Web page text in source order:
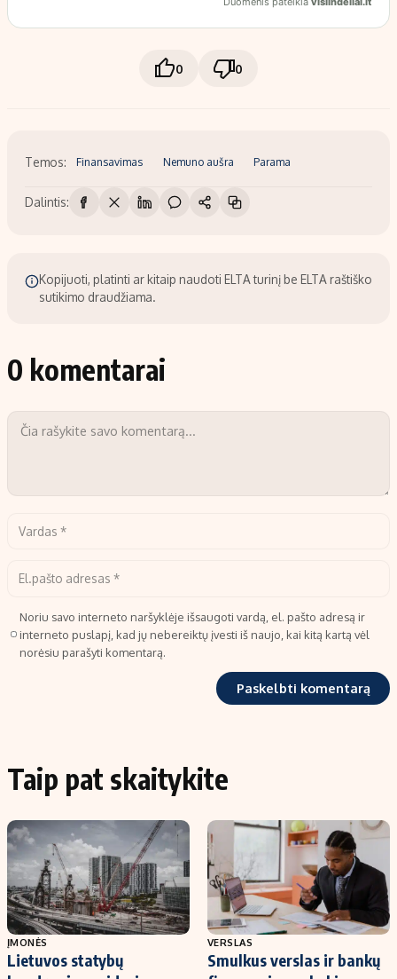
0 0
Temos: Finansavimas Nemuno aušra Parama
Dalintis:
Kopijuoti, platinti ar kitaip naudoti ELTA turinį be ELTA raštiško
sutikimo draudžiama.
0 komentarai
Noriu savo interneto naršyklėje išsaugoti vardą, el. pašto adresą ir
interneto puslapį, kad jų nebereiktų įvesti iš naujo, kai kitą kartą vėl
norėsiu parašyti komentarą.
Taip pat skaitykite
ĮMONĖS
Lietuvos statybų
VERSLAS
Smulkus verslas ir bankų